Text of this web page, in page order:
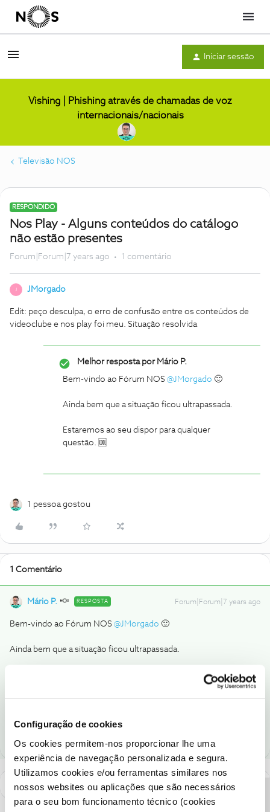
Configuração de cookies
Os cookies permitem-nos proporcionar lhe uma
experiência de navegação personalizada e segura.
Utilizamos cookies e/ou ferramentas similares nos
nossos websites ou aplicações que são necessários
para o seu bom funcionamento técnico (cookies
Menu
Iniciar sessão
Vishing | Phishing através de chamadas de voz
internacionais/nacionais
Televisão NOS
RESPONDIDO
Nos Play - Alguns conteúdos do catálogo
não estão presentes
Forum|Forum|7 years ago 1 comentário
JMorgado
Edit: peço desculpa, o erro de confusão entre os conteúdos de
videoclube e nos play foi meu. Situação resolvida
Melhor resposta porMário P.
Bem-vindo ao Fórum NOS @JMorgado 🙂
Ainda bem que a situação ficou ultrapassada.
Estaremos ao seu dispor para qualquer
questão. 🆒
1 pessoa gostou
1 Comentário
Mário P. RESPOSTA Forum|Forum|7 years ago
Bem-vindo ao Fórum NOS @JMorgado 🙂
Ainda bem que a situação ficou ultrapassada.
como "Melhor Resposta" e faça "Like" nos melhores comentários.